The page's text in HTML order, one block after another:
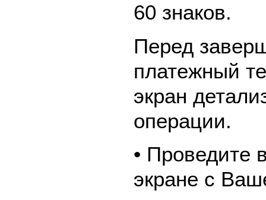
60 знаков.
Перед
платежный
экран
операции.
• Проведите
экране с